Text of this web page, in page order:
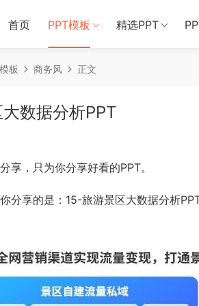
首页 PPT模板 精选PPT
板 商务风 正文
数据分析PPT
享，只为你分享好看的PPT。
分享的是：15-旅游景区大数据分析